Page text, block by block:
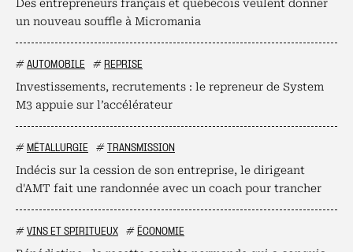
Des entrepreneurs français et québécois veulent donner
un nouveau souffle à Micromania
# AUTOMOBILE # REPRISE
Investissements, recrutements : le repreneur de System
M3 appuie sur l’accélérateur
# MÉTALLURGIE # TRANSMISSION
Indécis sur la cession de son entreprise, le dirigeant
d'AMT fait une randonnée avec un coach pour trancher
# VINS ET SPIRITUEUX # ÉCONOMIE